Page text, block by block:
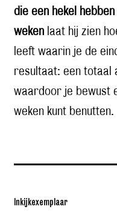
die een hekel
weken laat hij zien
leeft waarin je de
resultaat: een totaal
waardoor je bewust
weken kunt benutten.
Inkijkexemplaar